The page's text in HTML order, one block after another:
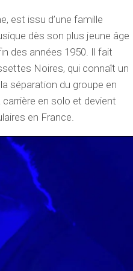
est issu d’une famille
dès son plus jeune âge
des années 1950. Il fait
Noires, qui connaît un
séparation du groupe en
en solo et devient
en France.